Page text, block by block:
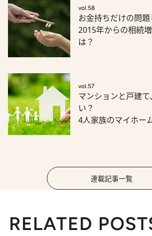
vol.58
お金持ちだけの問題
2015年からの相続
は？
vol.57
マンションと戸建て
い？
4人家族のマイホー
連載記事一覧
RELATED